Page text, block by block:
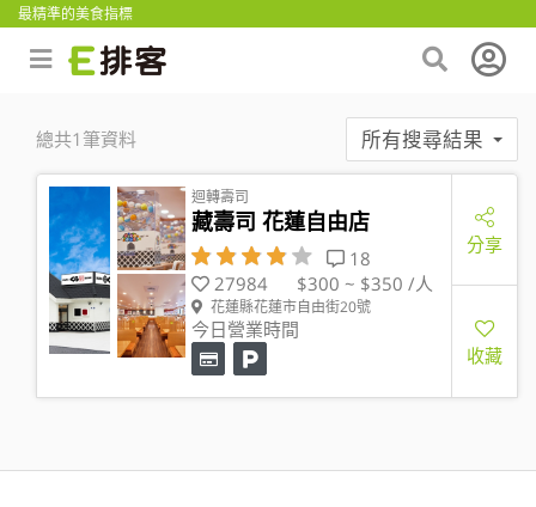
最精準的美食指標
總共1筆資料 所有搜尋結果
迴轉壽司
藏壽司 花蓮自由店
18
27984
$300 ~ $350 /人
花蓮縣花蓮市自由街20號
今日營業時間
分享
收藏